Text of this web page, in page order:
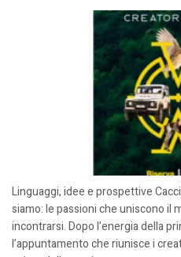
Linguaggi, idee e prospettive
siamo: le passioni che uniscono il
incontrarsi. Dopo l’energia della
l’appuntamento che riunisce i